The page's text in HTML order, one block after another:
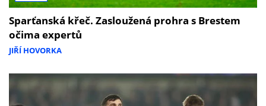
Sparťanská křeč. Zasloužená prohra s Brestem
očima expertů
JIŘÍ HOVORKA